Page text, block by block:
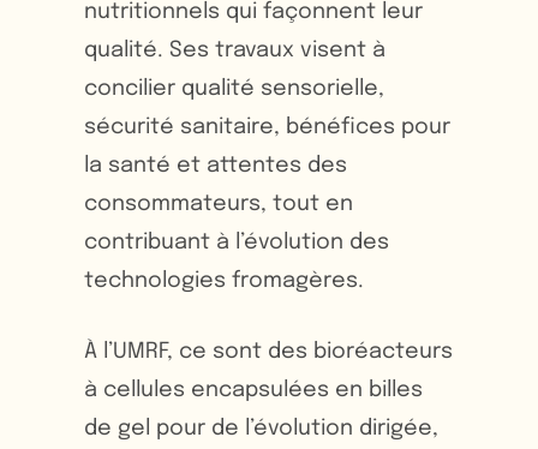
nutritionnels qui façonnent leur
qualité. Ses travaux visent à
concilier qualité sensorielle,
sécurité sanitaire, bénéfices pour
la santé et attentes des
consommateurs, tout en
contribuant à l’évolution des
technologies fromagères.
À l’UMRF, ce sont des bioréacteurs
à cellules encapsulées en billes
de gel pour de l’évolution dirigée,